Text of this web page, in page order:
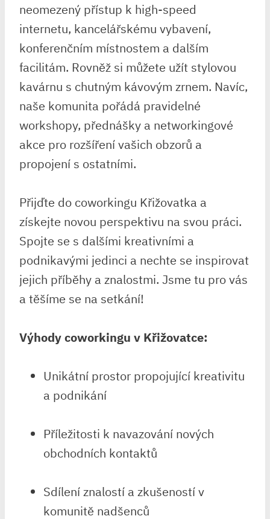
neomezený přístup k high-speed
internetu, kancelářskému vybavení,
konferenčním místnostem a dalším
facilitám. Rovněž si můžete užít stylovou
kavárnu s chutným kávovým zrnem. Navíc,
naše komunita pořádá pravidelné
workshopy, přednášky a networkingové
akce pro rozšíření vašich obzorů a
propojení s ostatními.
Přijďte do coworkingu Křižovatka a
získejte novou perspektivu na svou práci.
Spojte se s dalšími kreativními a
podnikavými jedinci a nechte se inspirovat
jejich příběhy a znalostmi. Jsme tu pro vás
a těšíme se na setkání!
Výhody coworkingu v Křižovatce:
Unikátní prostor propojující kreativitu
a podnikání
Příležitosti k navazování nových
obchodních kontaktů
Sdílení znalostí a zkušeností v
komunitě nadšenců